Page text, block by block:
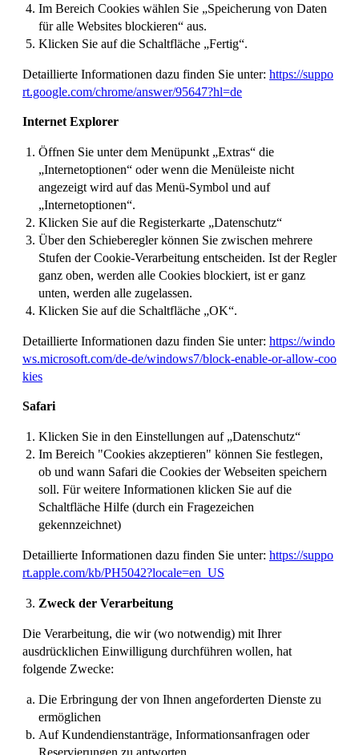
Im Bereich Cookies wählen Sie „Speicherung von Daten
für alle Websites blockieren“ aus.
Klicken Sie auf die Schaltfläche „Fertig“.
Detaillierte Informationen dazu finden Sie unter: https://suppo
rt.google.com/chrome/answer/95647?hl=de
Internet Explorer
Öffnen Sie unter dem Menüpunkt „Extras“ die
„Internetoptionen“ oder wenn die Menüleiste nicht
angezeigt wird auf das Menü-Symbol und auf
„Internetoptionen“.
Klicken Sie auf die Registerkarte „Datenschutz“
Über den Schieberegler können Sie zwischen mehrere
Stufen der Cookie-Verarbeitung entscheiden. Ist der Regler
ganz oben, werden alle Cookies blockiert, ist er ganz
unten, werden alle zugelassen.
Klicken Sie auf die Schaltfläche „OK“.
Detaillierte Informationen dazu finden Sie unter: https://windo
ws.microsoft.com/de-de/windows7/block-enable-or-allow-coo
kies
Safari
Klicken Sie in den Einstellungen auf „Datenschutz“
Im Bereich "Cookies akzeptieren" können Sie festlegen,
ob und wann Safari die Cookies der Webseiten speichern
soll. Für weitere Informationen klicken Sie auf die
Schaltfläche Hilfe (durch ein Fragezeichen
gekennzeichnet)
Detaillierte Informationen dazu finden Sie unter: https://suppo
rt.apple.com/kb/PH5042?locale=en_US
Zweck der Verarbeitung
Die Verarbeitung, die wir (wo notwendig) mit Ihrer
ausdrücklichen Einwilligung durchführen wollen, hat
folgende Zwecke:
Die Erbringung der von Ihnen angeforderten Dienste zu
ermöglichen
Auf Kundendienstanträge, Informationsanfragen oder
Reservierungen zu antworten